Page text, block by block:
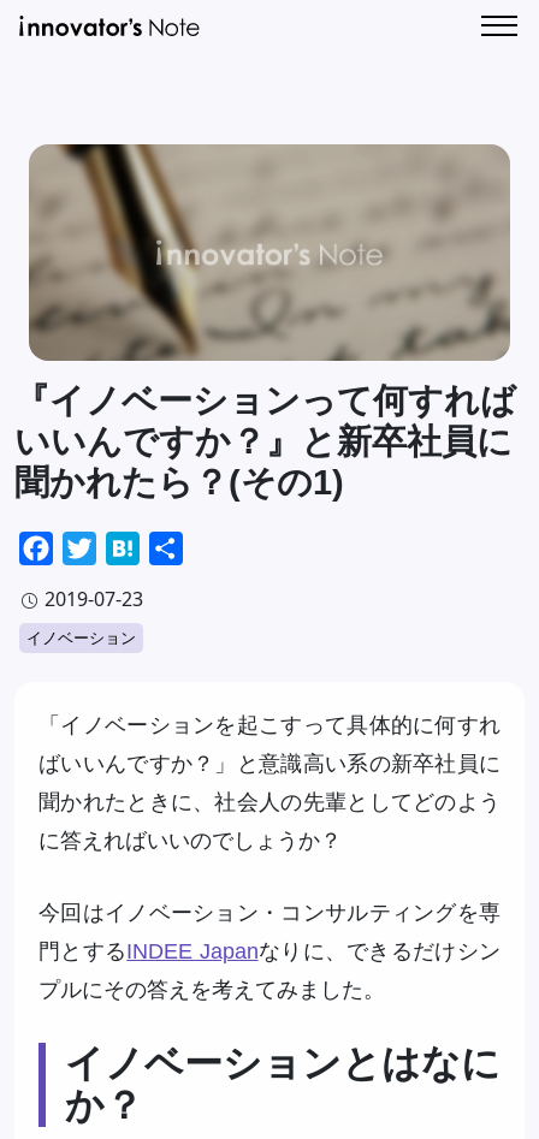
『イノベーションって何すれば
いいんですか？』と新卒社員に
聞かれたら？(その1)
FacebookTwitterHatena
2019-07-23
イノベーション
「イノベーションを起こすって具体的に何すれ
ばいいんですか？」と意識高い系の新卒社員に
聞かれたときに、社会人の先輩としてどのよう
に答えればいいのでしょうか？
今回はイノベーション・コンサルティングを専
門とするINDEE Japanなりに、できるだけシン
プルにその答えを考えてみました。
イノベーションとはなに
か？